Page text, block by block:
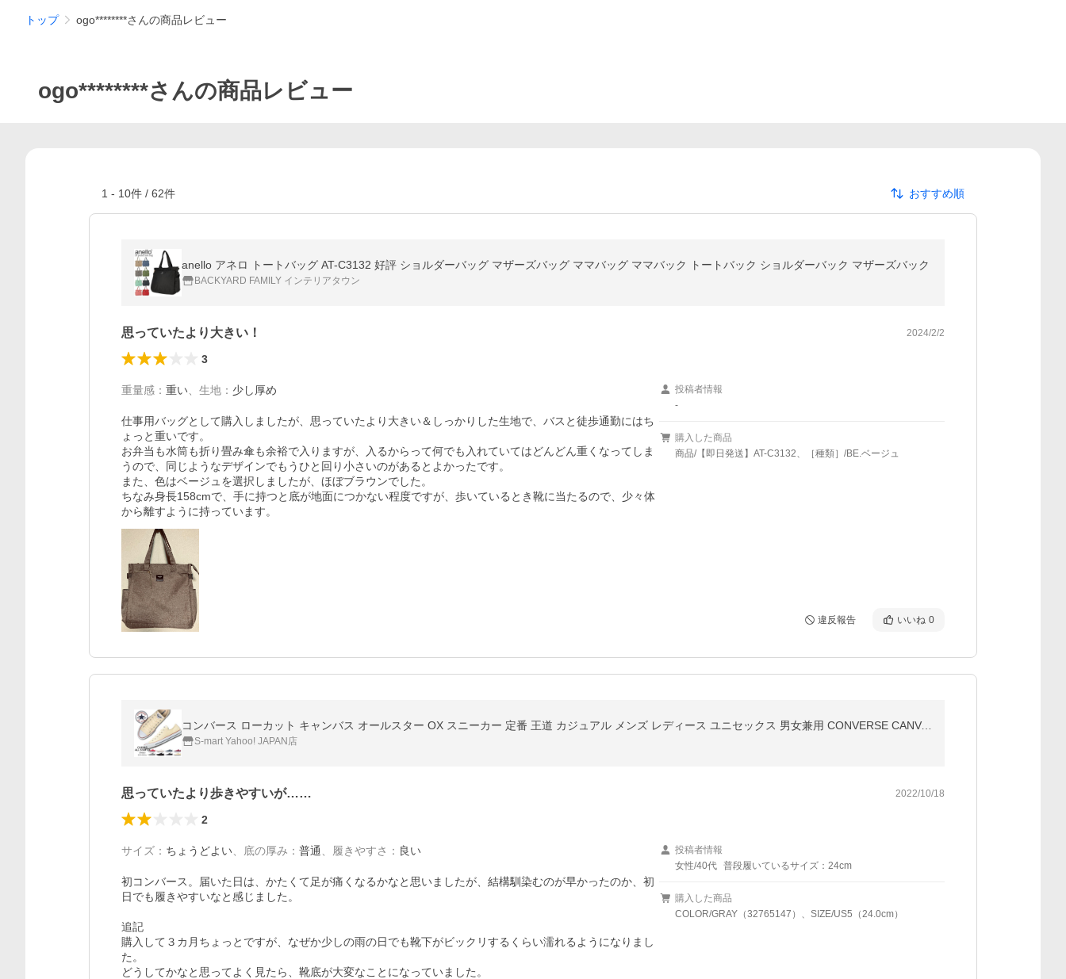
トップ ogo********さんの商品レビュー
ogo********さんの商品レビュー
1 - 10件 / 62件 おすすめ順
anello アネロ トートバッグ AT-C3132 好評 ショルダーバッグ マザーズバッグ ママバッグ ママバック トートバック ショルダーバック マザーズバック
BACKYARD FAMILY インテリアタウン
思っていたより大きい！ 2024/2/2
3
重量感 ： 重い 生地 ： 少し厚め
仕事用バッグとして購入しましたが、思っていたより大きい＆しっかりした生地で、バスと徒歩通勤にはち
ょっと重いです。
お弁当も水筒も折り畳み傘も余裕で入りますが、入るからって何でも入れていてはどんどん重くなってしま
うので、同じようなデザインでもうひと回り小さいのがあるとよかったです。
また、色はベージュを選択しましたが、ほぼブラウンでした。
ちなみ身長158cmで、手に持つと底が地面につかない程度ですが、歩いているとき靴に当たるので、少々体
から離すように持っています。
投稿者情報
-
購入した商品
商品/【即日発送】AT-C3132、［種類］/BE.ベージュ
違反報告 いいね 0
コンバース ローカット キャンバス オールスター OX スニーカー 定番 王道 カジュアル メンズ レディース ユニセックス 男女兼用 CONVERSE CANVAS ALL STAR OX
S-mart Yahoo! JAPAN店
思っていたより歩きやすいが…… 2022/10/18
2
サイズ ： ちょうどよい 底の厚み ： 普通 履きやすさ ： 良い
初コンバース。届いた日は、かたくて足が痛くなるかなと思いましたが、結構馴染むのが早かったのか、初
日でも履きやすいなと感じました。
追記
購入して３カ月ちょっとですが、なぜか少しの雨の日でも靴下がビックリするくらい濡れるようになりまし
た。
どうしてかなと思ってよく見たら、靴底が大変なことになっていました。
投稿者情報
女性/40代 普段履いているサイズ：24cm
購入した商品
COLOR/GRAY（32765147）、SIZE/US5（24.0cm）